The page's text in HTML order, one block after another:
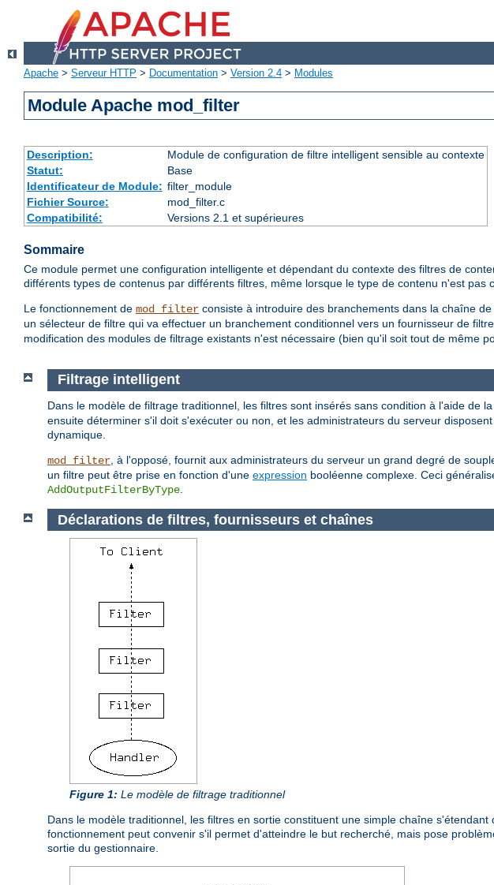
Apache > Serveur HTTP > Documentation > Version 2.4 > Modules
Module Apache mod_filter
Description:
Module de configuration de filtre intelligent sensible au contexte
Statut:
Base
Identificateur de Module: filter_module
Fichier Source:
mod_filter.c
Compatibilité:
Versions 2.1 et supérieures
Sommaire
Ce module permet une configuration intelligente et dépendant du contexte des filtres de
différents types de contenus par différents filtres, même lorsque le type de contenu n'est
Le fonctionnement de mod_filter consiste à introduire des branchements dans la chaîne
un sélecteur de filtre qui va effectuer un branchement conditionnel vers un fournisseur de
modification des modules de filtrage existants n'est nécessaire (bien qu'il soit tout de même
Filtrage intelligent
Dans le modèle de filtrage traditionnel, les filtres sont insérés sans condition à l'aide de
ensuite déterminer s'il doit s'exécuter ou non, et les administrateurs du serveur
dynamique.
mod_filter , à l'opposé, fournit aux administrateurs du serveur un grand degré de
un filtre peut être prise en fonction d'une expression booléenne complexe. Ceci
AddOutputFilterByType
Déclarations de filtres, fournisseurs et chaînes
Figure 1: Le modèle de filtrage traditionnel
Dans le modèle traditionnel, les filtres en sortie constituent une simple chaîne
fonctionnement peut convenir s'il permet d'atteindre le but recherché, mais pose
sortie du gestionnaire.